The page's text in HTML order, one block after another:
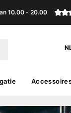
10.00 - 20.00